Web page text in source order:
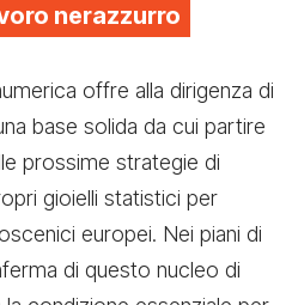
nerazzurro
offre alla dirigenza di
base solida da cui partire
prossime strategie di
gioielli statistici per
europei. Nei piani di
di questo nucleo di